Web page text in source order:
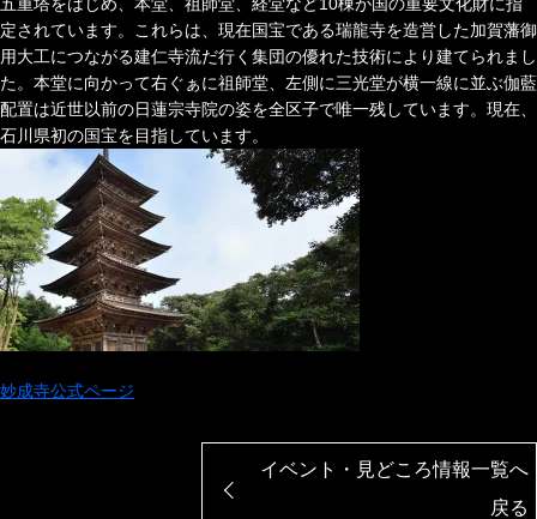
定されています。これらは、現在国宝である瑞龍寺を造営した加賀藩御
用大工につながる建仁寺流だ行く集団の優れた技術により建てられまし
た。本堂に向かって右ぐぁに祖師堂、左側に三光堂が横一線に並ぶ伽藍
配置は近世以前の日蓮宗寺院の姿を全区子で唯一残しています。現在、
石川県初の国宝を目指しています。
妙成寺公式ページ
イベント・見どころ情報一覧へ
戻る